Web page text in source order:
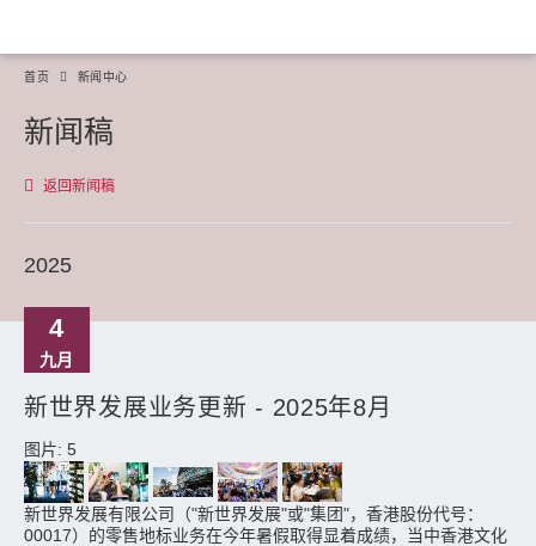
首页 新闻中心
新闻稿
返回新闻稿
2025
4
九月
新世界发展业务更新 - 2025年8月
图片: 5
新世界发展有限公司（"新世界发展"或"集团"，香港股份代号：
00017）的零售地标业务在今年暑假取得显着成绩，当中香港文化